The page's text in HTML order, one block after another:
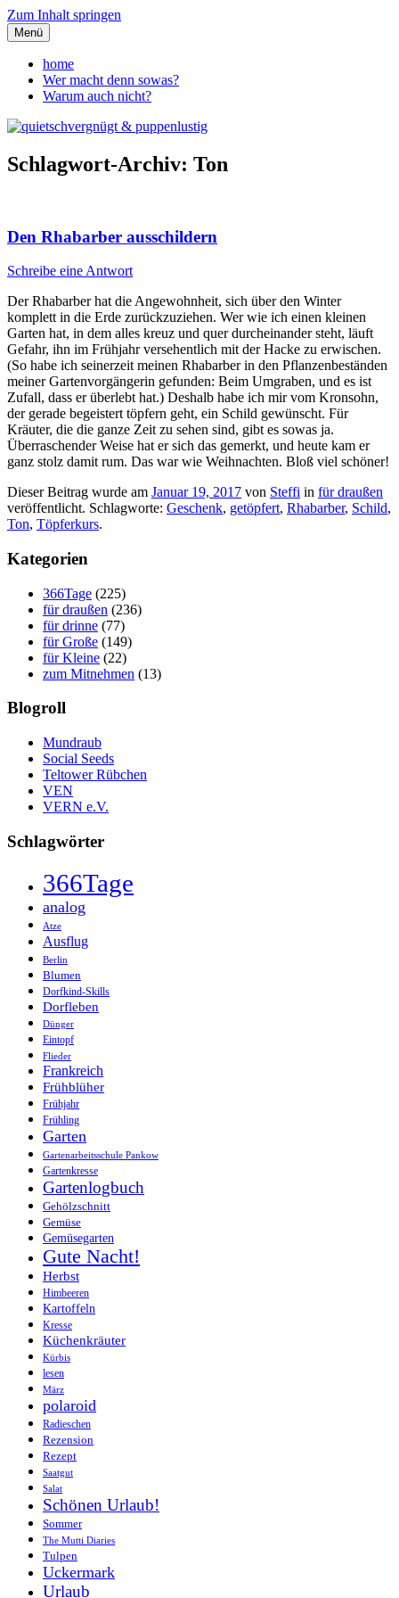
Zum Inhalt springen
quietschvergnügt &
puppenlustig
Menü
home
Wer macht denn sowas?
Warum auch nicht?
Schlagwort-Archiv: Ton
Den Rhabarber ausschildern
Schreibe eine Antwort
Der Rhabarber hat die Angewohnheit, sich über den Winter
komplett in die Erde zurückzuziehen. Wer wie ich einen kleinen
Garten hat, in dem alles kreuz und quer durcheinander steht, läuft
Gefahr, ihn im Frühjahr versehentlich mit der Hacke zu erwischen.
(So habe ich seinerzeit meinen Rhabarber in den Pflanzenbeständen
meiner Gartenvorgängerin gefunden: Beim Umgraben, und es ist
Zufall, dass er überlebt hat.) Deshalb habe ich mir vom Kronsohn,
der gerade begeistert töpfern geht, ein Schild gewünscht. Für
Kräuter, die die ganze Zeit zu sehen sind, gibt es sowas ja.
Überraschender Weise hat er sich das gemerkt, und heute kam er
ganz stolz damit rum. Das war wie Weihnachten. Bloß viel schöner!
Dieser Beitrag wurde am Januar 19, 2017 von Steffi in für draußen
veröffentlicht. Schlagworte: Geschenk, getöpfert, Rhabarber, Schild,
Ton, Töpferkurs.
Kategorien
366Tage (225)
für draußen (236)
für drinne (77)
für Große (149)
für Kleine (22)
zum Mitnehmen (13)
Blogroll
Mundraub
Social Seeds
Teltower Rübchen
VEN
VERN e.V.
Schlagwörter
366Tage
analog
Atze
Ausflug
Berlin
Blumen
Dorfkind-Skills
Dorfleben
Dünger
Eintopf
Flieder
Frankreich
Frühblüher
Frühjahr
Frühling
Garten
Gartenarbeitsschule Pankow
Gartenkresse
Gartenlogbuch
Gehölzschnitt
Gemüse
Gemüsegarten
Gute Nacht!
Herbst
Himbeeren
Kartoffeln
Kresse
Küchenkräuter
Kürbis
lesen
März
polaroid
Radieschen
Rezension
Rezept
Saatgut
Salat
Schönen Urlaub!
Sommer
The Mutti Diaries
Tulpen
Uckermark
Urlaub